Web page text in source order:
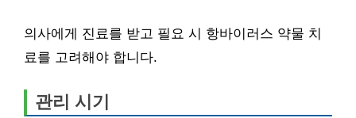
의사에게 진료를 받고 필요 시 항바이러스 약물 치
료를 고려해야 합니다.
관리 시기